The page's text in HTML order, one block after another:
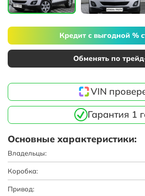
Кредит с выгодной %
Обменять по
VIN
Гарантия 1
Основные характеристики:
Владельцы:
Коробка:
Привод: